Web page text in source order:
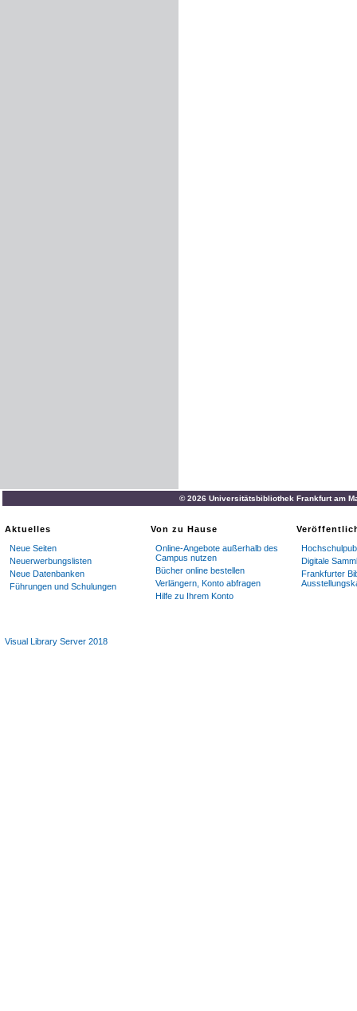
© 2026 Universitätsbibliothek Frankfurt am
Aktuelles
Neue Seiten
Neuerwerbungslisten
Neue Datenbanken
Führungen und Schulungen
Von zu Hause
Online-Angebote außerhalb des
Campus nutzen
Bücher online bestellen
Verlängern, Konto abfragen
Hilfe zu Ihrem Konto
Digitale
Frankfurter
Visual Library Server 2018